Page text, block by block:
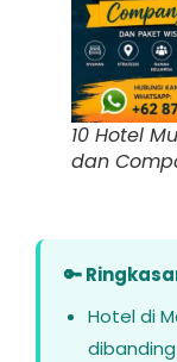
10 Hotel
dan
🔑
Hotel di